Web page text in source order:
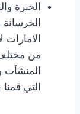
الخبرة
من مختلف
المنشآت
التي